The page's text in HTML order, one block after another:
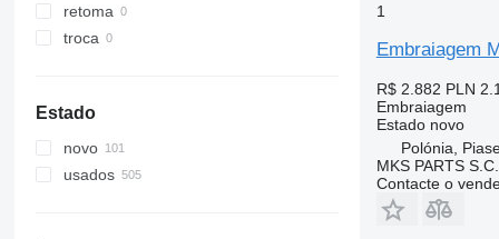
retoma
troca
Estado
novo
usados
1
Embraiagem
R$ 2.882 PLN
Embraiagem
Estadonovo
Polónia,
MKS PARTS S.C.
Contacte o